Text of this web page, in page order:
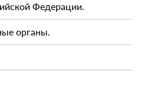
Федерации.
органы.